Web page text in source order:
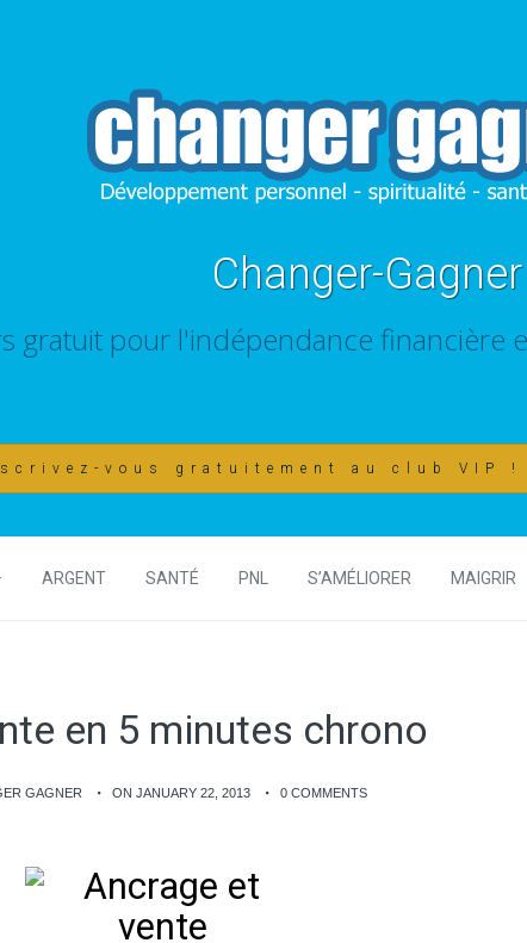
Changer-Gagner
gratuit pour l'indépendance financière
vous gratuitement au club VIP !
ARGENT SANTÉ PNL S’AMÉLIORER MAIGRIR
en 5 minutes chrono
GAGNER ON JANUARY 22, 2013 0 COMMENTS